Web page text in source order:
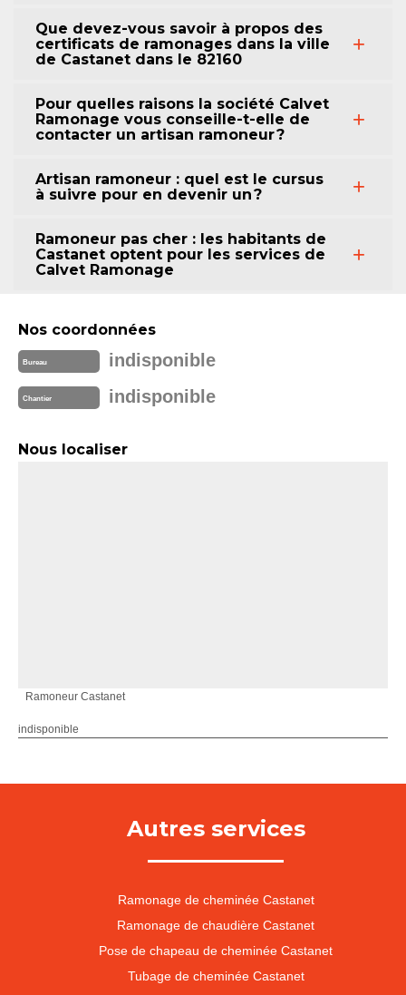
Que devez-vous savoir à propos des
certificats de ramonages dans la ville
de Castanet dans le 82160
Pour quelles raisons la société Calvet
Ramonage vous conseille-t-elle de
contacter un artisan ramoneur ?
Artisan ramoneur : quel est le cursus
à suivre pour en devenir un ?
Ramoneur pas cher : les habitants de
Castanet optent pour les services de
Calvet Ramonage
Nos coordonnées
Bureau indisponible
Chantier indisponible
Nous localiser
Ramoneur Castanet
indisponible
Autres services
Ramonage de cheminée Castanet
Ramonage de chaudière Castanet
Pose de chapeau de cheminée Castanet
Tubage de cheminée Castanet